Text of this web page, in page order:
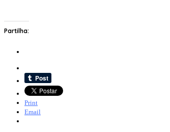
Partilha:
Print
Email